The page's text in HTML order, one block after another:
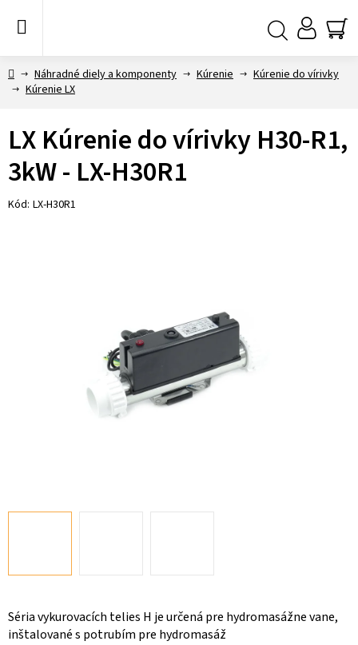
DomovNáhradné diely a komponenty Kúrenie
Kúrenie do vírivky
Kúrenie LX
Séria vykurovacích telies H je určená pre hydromasážne vane,
inštalované s potrubím pre hydromasáž
LX Kúrenie do vírivky H30-R1,
3kW - LX-H30R1
Kód: LX-H30R1